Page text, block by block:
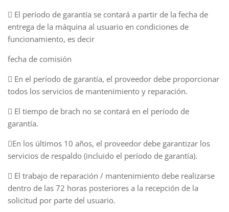
 El período de garantía se contará a partir de la fecha de
entrega de la máquina al usuario en condiciones de
funcionamiento, es decir
fecha de comisión
 En el período de garantía, el proveedor debe proporcionar
todos los servicios de mantenimiento y reparación.
 El tiempo de brach no se contará en el período de
garantía.
En los últimos 10 años, el proveedor debe garantizar los
servicios de respaldo (incluido el período de garantía).
 El trabajo de reparación / mantenimiento debe realizarse
dentro de las 72 horas posteriores a la recepción de la
solicitud por parte del usuario.